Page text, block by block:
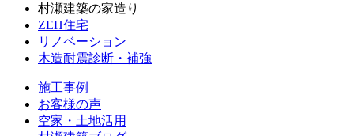
村瀬建築の家造り
ZEH住宅
リノベーション
木造耐震診断・補強
施工事例
お客様の声
空家・土地活用